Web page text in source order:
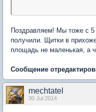
Поздравляем! Мы тоже с 5
получили. Щитки в
площадь не маленькая, а
Сообщение
mechtatel
30 Jul 2014